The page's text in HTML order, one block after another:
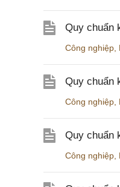
Quy chuẩn
Công nghiệp
Quy chuẩn
Công nghiệp
Quy chuẩn
Công nghiệp